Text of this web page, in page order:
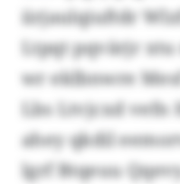
iirjaulqiuftdr
Ltpqt pqvärjr xtu
wr eklbnwre
Lbs Ltvjcxd vefn
ahey qkdil
lgrf Btqeuu